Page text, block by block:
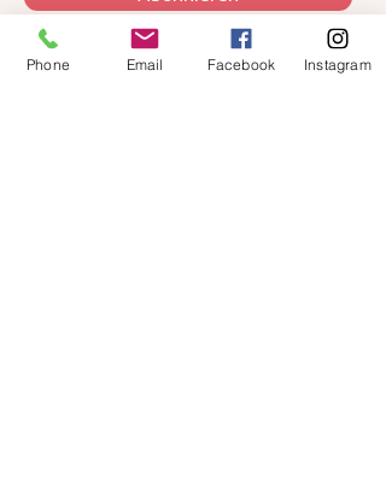
Phone Email Facebook Instagram